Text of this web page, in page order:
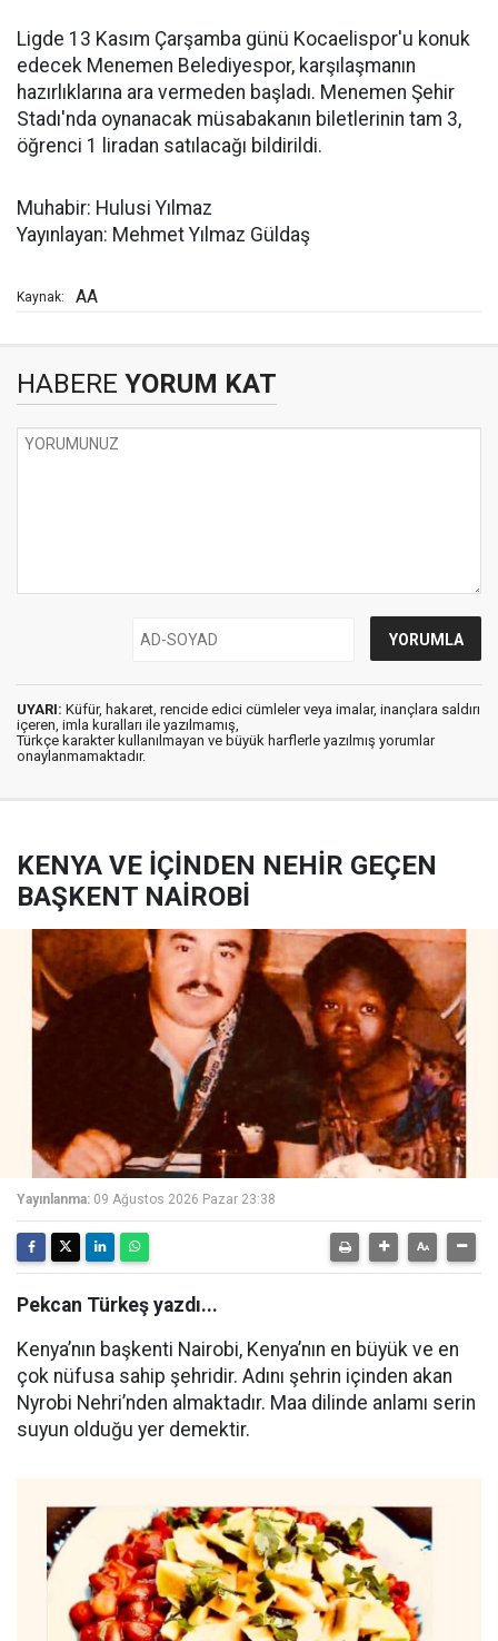
Ligde 13 Kasım Çarşamba günü Kocaelispor'u konuk
edecek Menemen Belediyespor, karşılaşmanın
hazırlıklarına ara vermeden başladı. Menemen Şehir
Stadı'nda oynanacak müsabakanın biletlerinin tam 3,
öğrenci 1 liradan satılacağı bildirildi.
Muhabir: Hulusi Yılmaz
Yayınlayan: Mehmet Yılmaz Güldaş
Kaynak: AA
HABERE YORUM KAT
UYARI: Küfür, hakaret, rencide edici cümleler veya imalar, inançlara saldırı
içeren, imla kuralları ile yazılmamış,
Türkçe karakter kullanılmayan ve büyük harflerle yazılmış yorumlar
onaylanmamaktadır.
KENYA VE İÇİNDEN NEHİR GEÇEN
BAŞKENT NAİROBİ
Yayınlanma: 09 Ağustos 2026 Pazar 23:38
Pekcan Türkeş yazdı...
Kenya’nın başkenti Nairobi, Kenya’nın en büyük ve en
çok nüfusa sahip şehridir. Adını şehrin içinden akan
Nyrobi Nehri’nden almaktadır. Maa dilinde anlamı serin
suyun olduğu yer demektir.